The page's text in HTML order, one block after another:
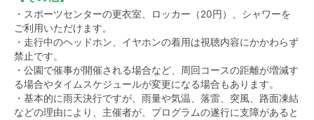
・スポーツセンターの更衣室、ロッカー（20円）、シャワーを
ご利用いただけます。
・走行中のヘッドホン、イヤホンの着用は視聴内容にかかわらず
禁止です。
・公園で催事が開催される場合など、周回コースの距離が増減す
る場合やタイムスケジュールが変更になる場合もあります。
・基本的に雨天決行ですが、雨量や気温、落雷、突風、路面凍結
などの理由により、主催者が、プログラムの遂行に支障があると